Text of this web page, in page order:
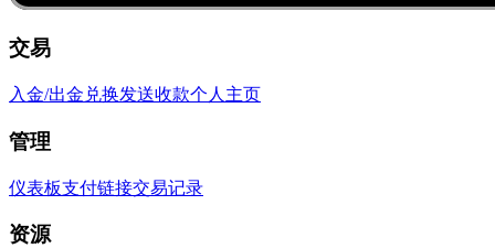
交易
入金/出金 兑换发送收款个人主页
管理
仪表板支付链接交易记录
资源